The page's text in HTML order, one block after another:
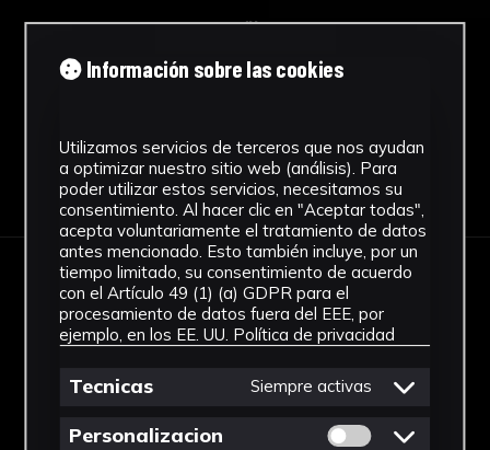
Acrílico
Ver más
Descargar Ficha
IMÁGENES
Información sobre las cookies
Utilizamos servicios de terceros que nos ayudan
a optimizar nuestro sitio web (análisis). Para
poder utilizar estos servicios, necesitamos su
consentimiento. Al hacer clic en "Aceptar todas",
acepta voluntariamente el tratamiento de datos
antes mencionado. Esto también incluye, por un
tiempo limitado, su consentimiento de acuerdo
con el Artículo 49 (1) (a) GDPR para el
procesamiento de datos fuera del EEE, por
ejemplo, en los EE. UU. Política de privacidad
Tecnicas Siempre activas
Personalizacion Permitir cookies